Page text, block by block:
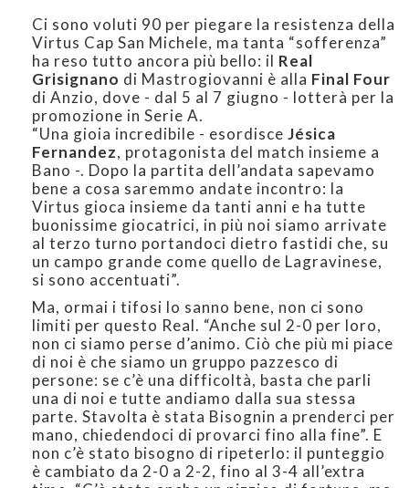
Ci sono voluti 90 per piegare la resistenza della
Virtus Cap San Michele, ma tanta “sofferenza”
ha reso tutto ancora più bello: il Real
Grisignano di Mastrogiovanni è alla Final Four
di Anzio, dove - dal 5 al 7 giugno - lotterà per la
promozione in Serie A.
“Una gioia incredibile - esordisce Jésica
Fernandez, protagonista del match insieme a
Bano -. Dopo la partita dell’andata sapevamo
bene a cosa saremmo andate incontro: la
Virtus gioca insieme da tanti anni e ha tutte
buonissime giocatrici, in più noi siamo arrivate
al terzo turno portandoci dietro fastidi che, su
un campo grande come quello de Lagravinese,
si sono accentuati”.
Ma, ormai i tifosi lo sanno bene, non ci sono
limiti per questo Real. “Anche sul 2-0 per loro,
non ci siamo perse d’animo. Ciò che più mi piace
di noi è che siamo un gruppo pazzesco di
persone: se c’è una difficoltà, basta che parli
una di noi e tutte andiamo dalla sua stessa
parte. Stavolta è stata Bisognin a prenderci per
mano, chiedendoci di provarci fino alla fine”. E
non c’è stato bisogno di ripeterlo: il punteggio
è cambiato da 2-0 a 2-2, fino al 3-4 all’extra